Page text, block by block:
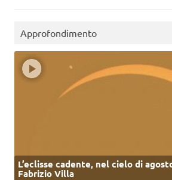
Approfondimento
L’eclisse cadente, nel cielo di
Fabrizio Villa